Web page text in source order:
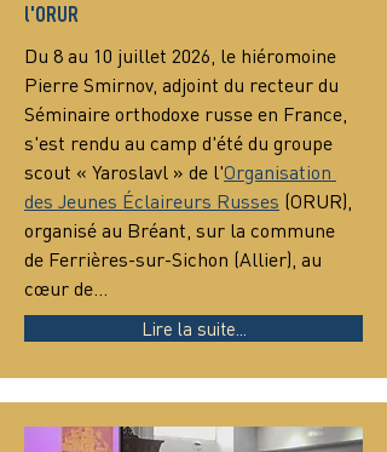
l'ORUR
Du 8 au 10 juillet 2026, le hiéromoine
Pierre Smirnov, adjoint du recteur du
Séminaire orthodoxe russe en France,
s'est rendu au camp d'été du groupe
scout « Yaroslavl » de l'Organisation
des Jeunes Éclaireurs Russes (ORUR),
organisé au Bréant, sur la commune
de Ferrières-sur-Sichon (Allier), au
cœur de…
Lire la suite...